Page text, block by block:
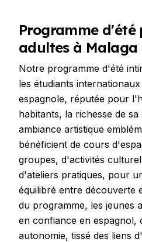
Programme d'été
adultes à Malaga
Notre programme d'été
les étudiants
espagnole, réputée pour
habitants, la richesse de
ambiance artistique
bénéficient de cours
groupes, d'activités
d'ateliers pratiques, pour
équilibré entre découverte
du programme, les jeunes
en confiance en espagnol,
autonomie, tissé des liens